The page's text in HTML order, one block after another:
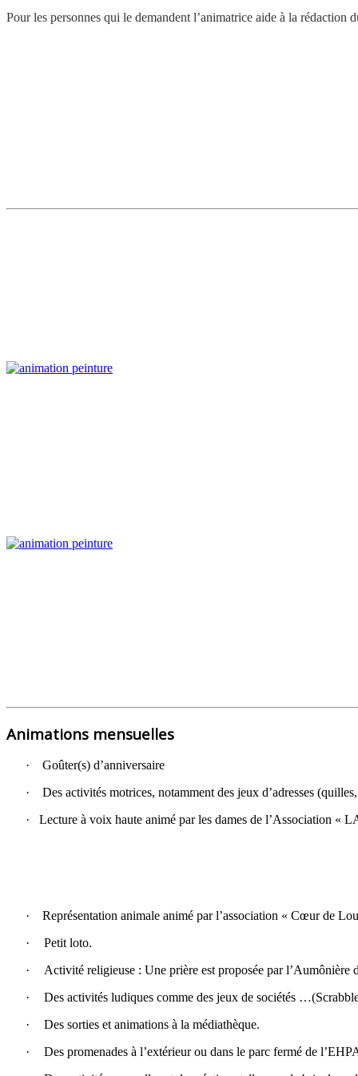
Pour les personnes qui le demandent l’animatrice aide à la rédaction
Animations mensuelles
·
Goûter(s) d’anniversaire
·
Des activités motrices, notamment des jeux d’adresses
·
Lecture à voix haute animé par les dames de l’Association «
·
Représentation animale animé par l’association « Cœur de
·
Petit loto.
·
Activité religieuse : Une prière est proposée par l’Aumônière
·
Des activités ludiques comme des jeux de sociétés
·
Des sorties et animations à la médiathèque.
·
Des promenades à l’extérieur ou dans le parc fermé de